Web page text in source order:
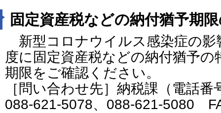
固定資産税などの納付猶予期
新型コロナウイルス感染症の影
度に固定資産税などの納付猶予
期限をご確認ください。
［問い合わせ先］納税課（電話
088-621-5078、088-621-5080